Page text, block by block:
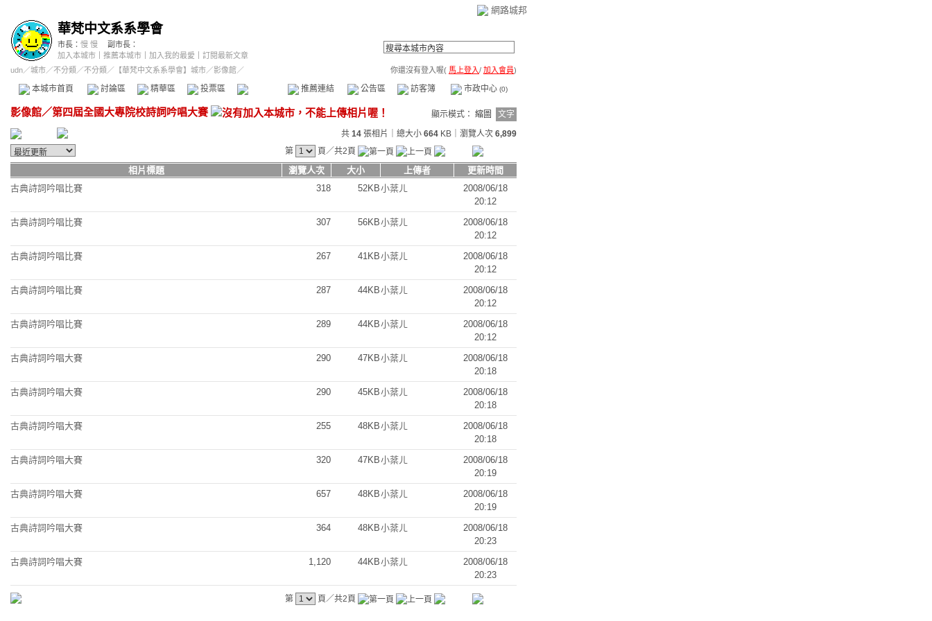
網路城邦
華梵中文系系學會
市長： 慢 慢
副市長：
加入本城市
推薦本城市 加入我的最愛
訂閱最新文章
udn／城市／不分類 ／不分類 ／ 【華梵中文系系學會】城市／影像館／ 你還沒有登入喔( 馬上登入/ 加入會員)
本城市首頁 討論區 精華區 投票區 影像館 推薦連結 公告區 訪客簿 市政中心 (0)
影像館／第四屆全國大專院校詩詞吟唱大賽 顯示模式： 縮圖
文字
共 14 張相片｜總大小 664 KB｜瀏覽人次 6,899
第
頁／共2頁
相片標題 瀏覽人次 大小 上傳者
更新時間
古典詩詞吟唱比賽
318 52KB小棻ㄦ
2008/06/18
20:12
古典詩詞吟唱比賽
307 56KB小棻ㄦ
2008/06/18
20:12
古典詩詞吟唱比賽
267 41KB小棻ㄦ
2008/06/18
20:12
古典詩詞吟唱比賽
287 44KB小棻ㄦ
2008/06/18
20:12
古典詩詞吟唱比賽
289 44KB小棻ㄦ
2008/06/18
20:12
古典詩詞吟唱大賽
290 47KB小棻ㄦ
2008/06/18
20:18
古典詩詞吟唱大賽
290 45KB小棻ㄦ
2008/06/18
20:18
古典詩詞吟唱大賽
255 48KB小棻ㄦ
2008/06/18
20:18
古典詩詞吟唱大賽
320 47KB小棻ㄦ
2008/06/18
20:19
古典詩詞吟唱大賽
657 48KB小棻ㄦ
2008/06/18
20:19
古典詩詞吟唱大賽
364 48KB小棻ㄦ
2008/06/18
20:23
古典詩詞吟唱大賽
1,120 44KB小棻ㄦ
2008/06/18
20:23
第 頁／共2頁